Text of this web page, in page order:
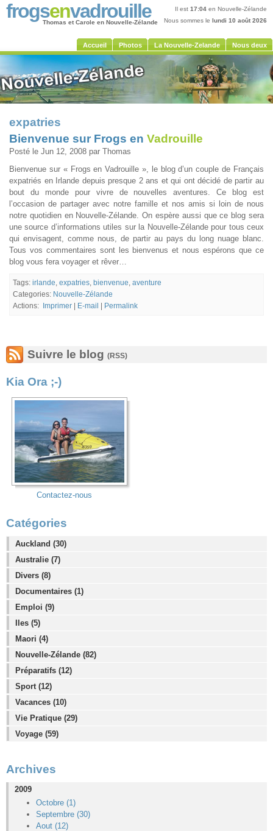
frogsenvadrouille
Thomas et Carole en Nouvelle-Zélande
Il est 17:04 en Nouvelle-Zélande
Nous sommes le lundi 10 août 2026
Accueil Photos La Nouvelle-Zelande Nous deux
Suivre le blog (RSS)
Kia Ora ;-)
Contactez-nous
Catégories
Auckland (30)
Australie (7)
Divers (8)
Documentaires (1)
Emploi (9)
Iles (5)
Maori (4)
Nouvelle-Zélande (82)
Préparatifs (12)
Sport (12)
Vacances (10)
Vie Pratique (29)
Voyage (59)
Archives
2009
Octobre (1)
Septembre (30)
Aout (12)
expatries
Bienvenue sur Frogs en Vadrouille
Posté le Jun 12, 2008 par Thomas
Bienvenue sur « Frogs en Vadrouille », le blog d’un couple de Français
expatriés en Irlande depuis presque 2 ans et qui ont décidé de partir au
bout du monde pour vivre de nouvelles aventures. Ce blog est
l’occasion de partager avec notre famille et nos amis si loin de nous
notre quotidien en Nouvelle-Zélande. On espère aussi que ce blog sera
une source d’informations utiles sur la Nouvelle-Zélande pour tous ceux
qui envisagent, comme nous, de partir au pays du long nuage blanc.
Tous vos commentaires sont les bienvenus et nous espérons que ce
blog vous fera voyager et rêver…
Tags: irlande expatries bienvenue aventure
Categories: Nouvelle-Zélande
Actions:
Imprimer E-mail Permalink